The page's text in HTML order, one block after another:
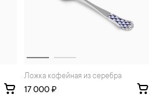
Ложка кофейная из серебра
17 000 ₽